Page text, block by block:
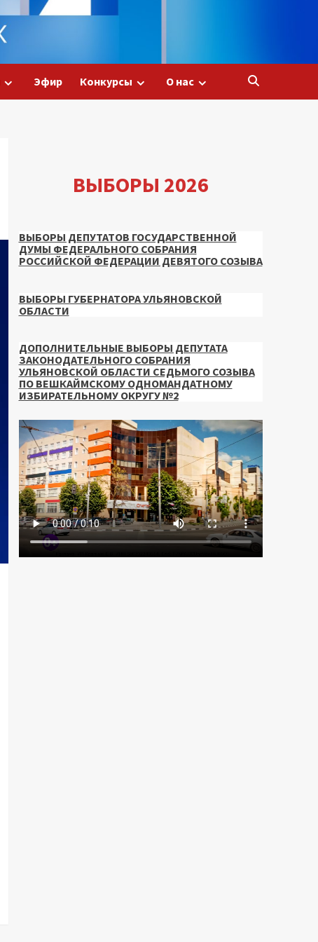
Эфир Конкурсы О нас
ВЫБОРЫ 2026
ВЫБОРЫ ДЕПУТАТОВ ГОСУДАРСТВЕННОЙ
ДУМЫ ФЕДЕРАЛЬНОГО СОБРАНИЯ
РОССИЙСКОЙ ФЕДЕРАЦИИ ДЕВЯТОГО СОЗЫВА
ВЫБОРЫ ГУБЕРНАТОРА УЛЬЯНОВСКОЙ
ОБЛАСТИ
ДОПОЛНИТЕЛЬНЫЕ ВЫБОРЫ ДЕПУТАТА
ЗАКОНОДАТЕЛЬНОГО СОБРАНИЯ
УЛЬЯНОВСКОЙ ОБЛАСТИ СЕДЬМОГО СОЗЫВА
ПО ВЕШКАЙМСКОМУ ОДНОМАНДАТНОМУ
ИЗБИРАТЕЛЬНОМУ ОКРУГУ №2